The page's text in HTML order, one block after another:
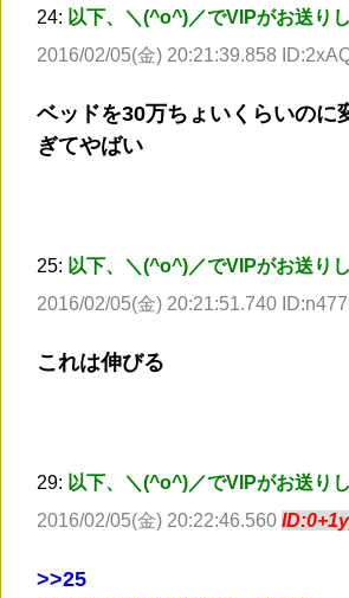
24: 以下、＼(^o^)／でVIPがお送り
2016/02/05(金) 20:21:39.858
ベッドを30万ちょいくらいのに
ぎてやばい
25: 以下、＼(^o^)／でVIPがお送り
2016/02/05(金) 20:21:51.740
これは伸びる
29: 以下、＼(^o^)／でVIPがお送り
2016/02/05(金) 20:22:46.560
>>25